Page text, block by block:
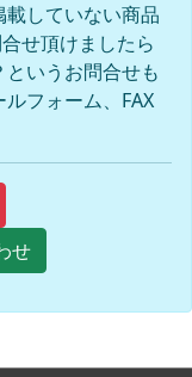
していない商品
頂けましたら
いうお問合せも
フォーム、FAX
せ